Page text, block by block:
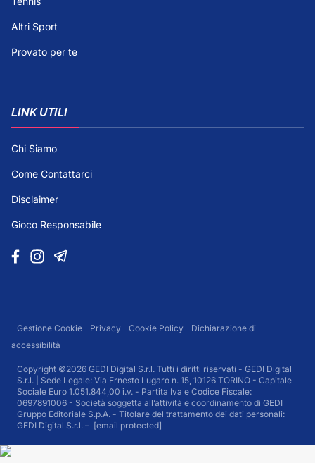
Altri Sport
Provato per te
LINK UTILI
Chi Siamo
Come Contattarci
Disclaimer
Gioco Responsabile
Gestione Cookie Privacy Cookie Policy
Dichiarazione di
accessibilità
Copyright ©2026 GEDI Digital S.r.l. Tutti i diritti riservati - GEDI Digital
S.r.l. | Sede Legale: Via Ernesto Lugaro n. 15, 10126 TORINO - Capitale
Sociale Euro 1.051.844,00 i.v. - Partita Iva e Codice Fiscale:
0697891006 - Società soggetta all’attività e coordinamento di GEDI
Gruppo Editoriale S.p.A. - Titolare del trattamento dei dati personali:
GEDI Digital S.r.l. – [email protected]